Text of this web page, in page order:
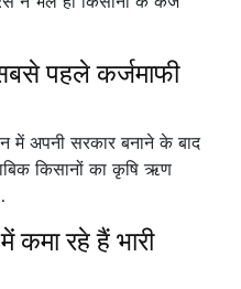
पहले कर्जमाफी
में अपनी सरकार बनाने के बाद
किसानों का कृषि ऋण
रहे हैं भारी